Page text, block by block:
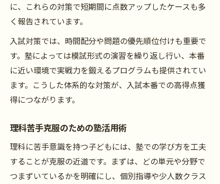
に、これらの対策で短期間に点数アップしたケースも多
く報告されています。
入試対策では、時間配分や問題の優先順位付けも重要で
す。塾によっては模試形式の演習を繰り返し行い、本番
に近い環境で実戦力を鍛えるプログラムも提供されてい
ます。こうした体系的な対策が、入試本番での高得点獲
得につながります。
理科苦手克服のための塾活用術
理科に苦手意識を持つ子どもには、塾での学び方を工夫
することが克服の近道です。まずは、どの単元や分野で
つまずいているかを明確にし、個別指導や少人数クラス